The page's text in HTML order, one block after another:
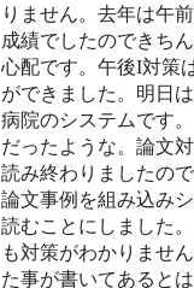
りません。去年は午
成績でしたのできち
心配です。午後I対策
ができました。明日
病院のシステムです
だったような。論文
読み終わりましたの
論文事例を組み込み
読むことにしました
も対策がわかりませ
た事が書いてあると